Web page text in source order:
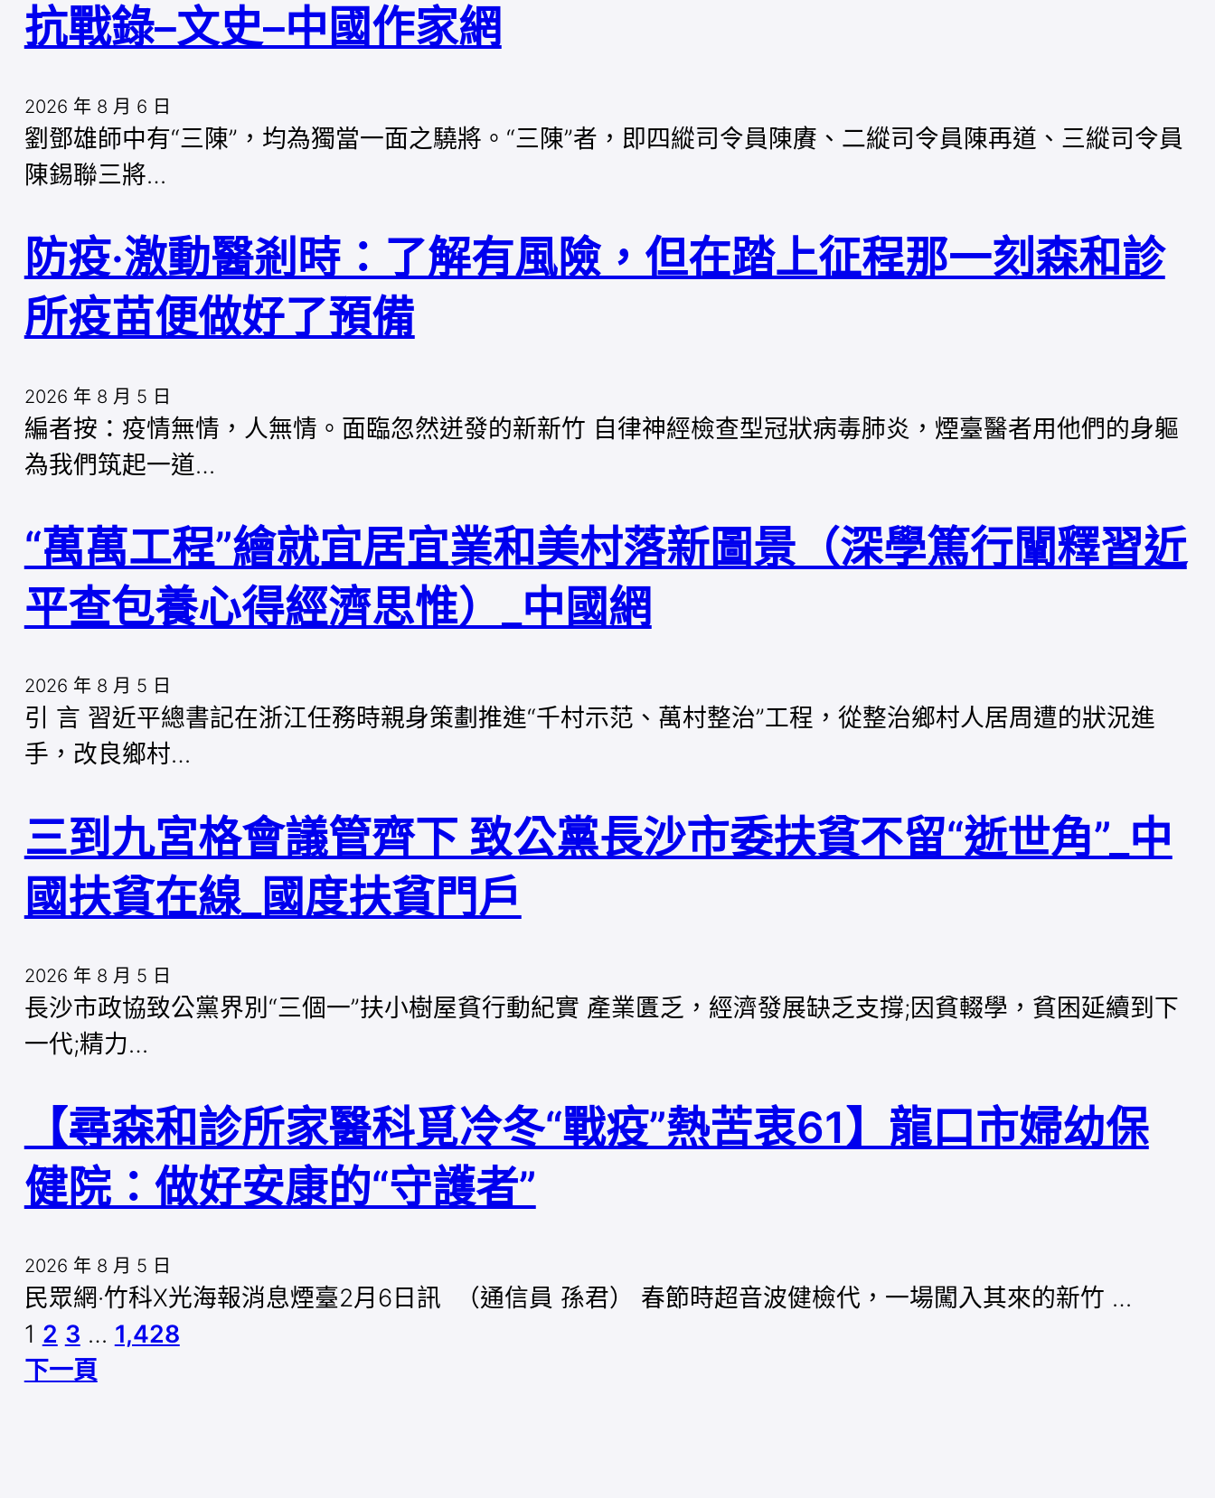
抗戰錄–文史–中國作家網
2026 年 8 月 6 日
劉鄧雄師中有“三陳”，均為獨當一面之驍將。“三陳”者，即四縱司令員陳賡、二縱司令員陳再道、三縱司令員
陳錫聯三將…
防疫·激動醫剎時：了解有風險，但在踏上征程那一刻森和診
所疫苗便做好了預備
2026 年 8 月 5 日
編者按：疫情無情，人無情。面臨忽然迸發的新新竹 自律神經檢查型冠狀病毒肺炎，煙臺醫者用他們的身軀
為我們筑起一道…
“萬萬工程”繪就宜居宜業和美村落新圖景（深學篤行闡釋習近
平查包養心得經濟思惟）_中國網
2026 年 8 月 5 日
引 言 習近平總書記在浙江任務時親身策劃推進“千村示范、萬村整治”工程，從整治鄉村人居周遭的狀況進
手，改良鄉村…
三到九宮格會議管齊下 致公黨長沙市委扶貧不留“逝世角”_中
國扶貧在線_國度扶貧門戶
2026 年 8 月 5 日
長沙市政協致公黨界別“三個一”扶小樹屋貧行動紀實 產業匱乏，經濟發展缺乏支撐;因貧輟學，貧困延續到下
一代;精力…
【尋森和診所家醫科覓冷冬“戰疫”熱苦衷61】龍口市婦幼保
健院：做好安康的“守護者”
2026 年 8 月 5 日
民眾網·竹科X光海報消息煙臺2月6日訊 （通信員 孫君） 春節時超音波健檢代，一場闖入其來的新竹 …
1 2 3 … 1,428
下一頁